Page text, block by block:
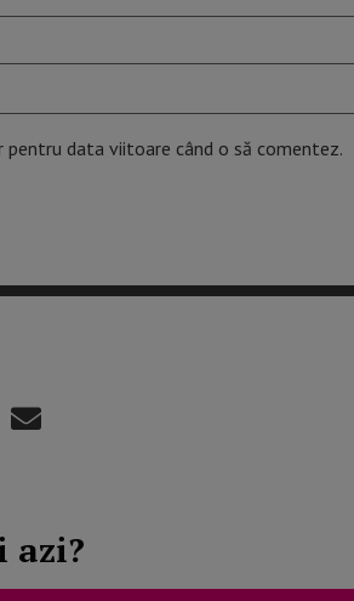
data viitoare când o să comentez.
azi?